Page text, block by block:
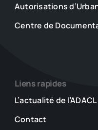
Autorisations
Centre de
Liens rapides
L’actualité de l’ADACL
Contact